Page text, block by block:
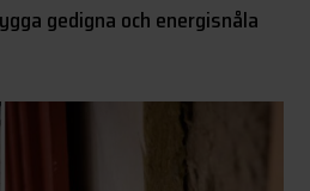
gedigna och energisnåla